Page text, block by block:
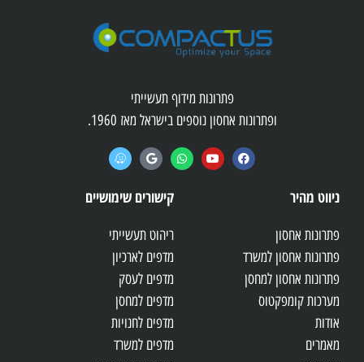
פתרונות מידוף תעשייתי
ופתרונות אחסון נוספים בישראל מאז 1960.
ניווט מהיר
פתרונות אחסון
פתרונות אחסון למשרד
פתרונות אחסון למחסן
מערכות קומפקטוס
אודות
מאמרים
קישורים שימושיים
ריהוט תעשייתי
מדפים לארכיון
מדפים לעסק
מדפים למחסן
מדפים לחנויות
מדפים למשרד